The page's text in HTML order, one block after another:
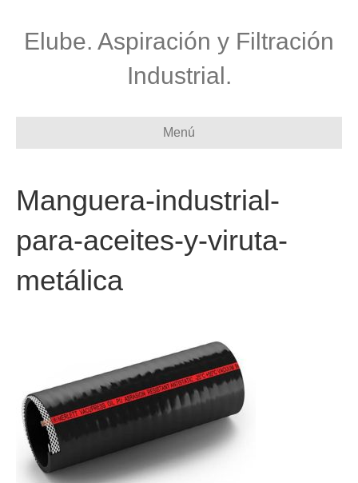
Elube. Aspiración y Filtración
Industrial.
Menú
Manguera-industrial-
para-aceites-y-viruta-
metálica